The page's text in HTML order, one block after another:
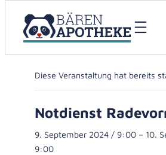
« Alle Veranstaltungen
Diese Veranstaltung hat bereits
Notdienst
9. September 2024 / 9:00 – 10.
9:00